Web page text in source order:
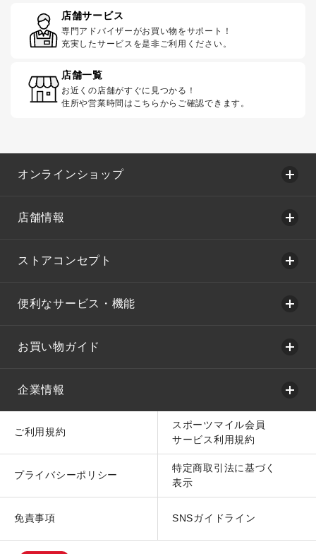
店舗サービス
専門アドバイザーがお買い物をサポート！
充実したサービスを是非ご利用ください。
店舗一覧
お近くの店舗がすぐに見つかる！
住所や営業時間はこちらからご確認できます。
オンラインショップ
店舗情報
ストアコンセプト
便利なサービス・機能
お買い物ガイド
企業情報
ご利用規約
スポーツマイル会員
サービス利用規約
プライバシーポリシー
特定商取引法に基づく
表示
免責事項 SNSガイドライン